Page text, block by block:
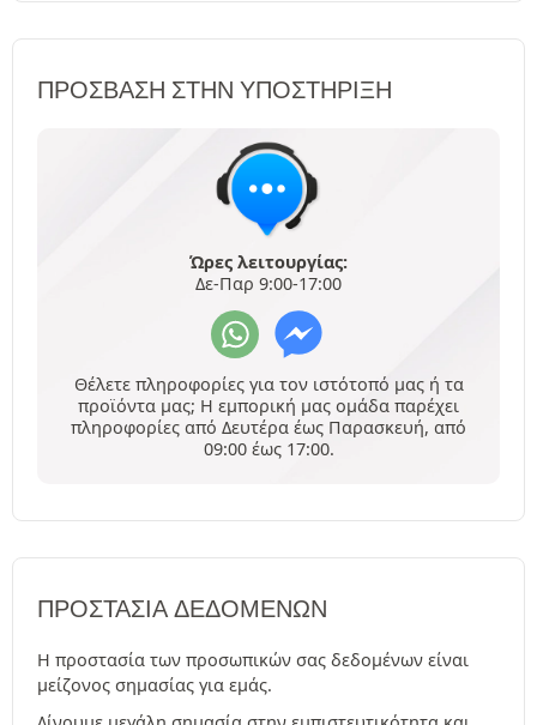
ΠΡΌΣΒΑΣΗ ΣΤΗΝ ΥΠΟΣΤΉΡΙΞΗ
Ώρες λειτουργίας:
Δε-Παρ 9:00-17:00
Θέλετε πληροφορίες για τον ιστότοπό μας ή τα
προϊόντα μας; Η εμπορική μας ομάδα παρέχει
πληροφορίες από Δευτέρα έως Παρασκευή, από
09:00 έως 17:00.
ΠΡΟΣΤΑΣΊΑ ΔΕΔΟΜΈΝΩΝ
Η προστασία των προσωπικών σας δεδομένων είναι
μείζονος σημασίας για εμάς.